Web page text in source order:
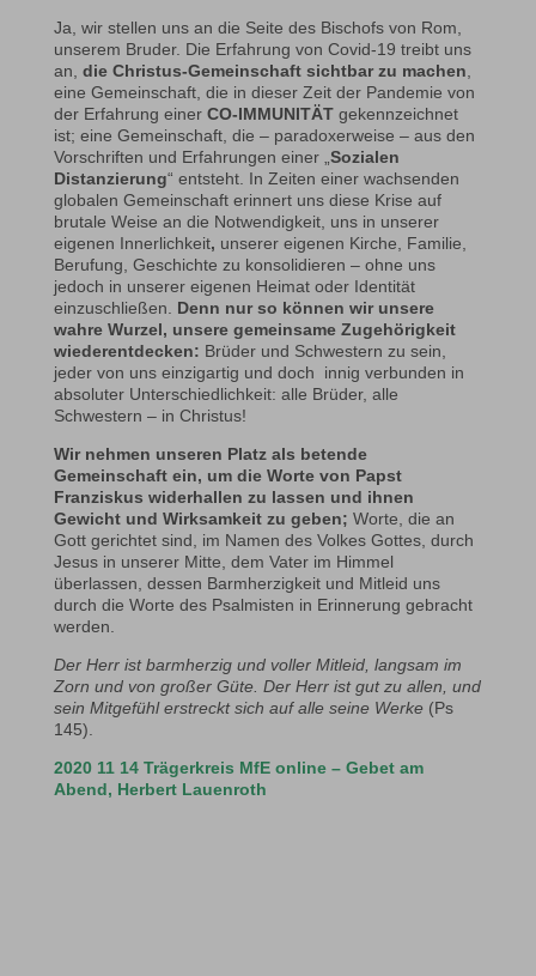
Ja, wir stellen uns an die Seite des Bischofs von Rom,
unserem Bruder. Die Erfahrung von Covid-19 treibt uns
an, die Christus-Gemeinschaft sichtbar zu machen
eine Gemeinschaft, die in dieser Zeit der Pandemie von
der Erfahrung einer CO-IMMUNITÄTgekennzeichnet
ist; eine Gemeinschaft, die – paradoxerweise – aus den
Vorschriften und Erfahrungen einer „ Sozialen
Distanzierung“ entsteht. In Zeiten einer wachsenden
globalen Gemeinschaft erinnert uns diese Krise auf
brutale Weise an die Notwendigkeit, uns in unserer
eigenen Innerlichkeit, unserer eigenen Kirche, Familie,
Berufung, Geschichte zu konsolidieren – ohne uns
jedoch in unserer eigenen Heimat oder Identität
einzuschließen. Denn nur so können wir unsere
wahre Wurzel, unsere gemeinsame Zugehörigkeit
wiederentdecken: Brüder und Schwestern zu sein,
jeder von uns einzigartig und doch innig verbunden in
absoluter Unterschiedlichkeit: alle Brüder, alle
Schwestern – in Christus!
Wir nehmen unseren Platz als betende
Gemeinschaft ein, um die Worte von Papst
Franziskus widerhallen zu lassen und ihnen
Gewicht und Wirksamkeit zu geben; Worte, die an
Gott gerichtet sind, im Namen des Volkes Gottes, durch
Jesus in unserer Mitte, dem Vater im Himmel
überlassen, dessen Barmherzigkeit und Mitleid uns
durch die Worte des Psalmisten in Erinnerung gebracht
werden.
Der Herr ist barmherzig und voller Mitleid, langsam im
Zorn und von großer Güte. Der Herr ist gut zu allen, und
sein Mitgefühl erstreckt sich auf alle seine Werke (Ps
145).
2020 11 14 Trägerkreis MfE online – Gebet am
Abend, Herbert Lauenroth